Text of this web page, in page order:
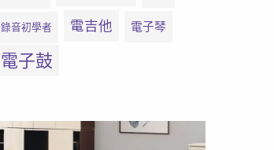
錄音初學者 電吉他 電子琴
電子鼓